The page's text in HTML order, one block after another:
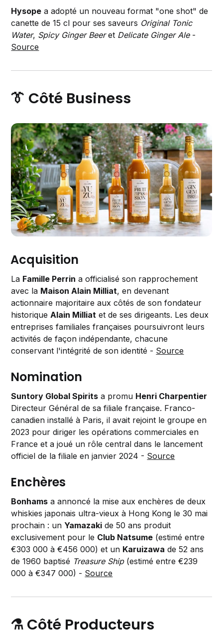
Hysope a adopté un nouveau format "one shot" de
canette de 15 cl pour ses saveurs Original Tonic
Water, Spicy Ginger Beeret Delicate Ginger Ale-
Source
👔 Côté Business
Acquisition
La Famille Perrin a officialisé son rapprochement
avec la Maison Alain Milliat, en devenant
actionnaire majoritaire aux côtés de son fondateur
historique Alain Milliat et de ses dirigeants. Les deux
entreprises familiales françaises poursuivront leurs
activités de façon indépendante, chacune
conservant l'intégrité de son identité - Source
Nomination
Suntory Global Spirits a promu Henri Charpentier
Directeur Général de sa filiale française. Franco-
canadien installé à Paris, il avait rejoint le groupe en
2023 pour diriger les opérations commerciales en
France et a joué un rôle central dans le lancement
officiel de la filiale en janvier 2024 - Source
Enchères
Bonhams a annoncé la mise aux enchères de deux
whiskies japonais ultra-vieux à Hong Kong le 30 mai
prochain : un Yamazaki de 50 ans produit
exclusivement pour le Club Natsume (estimé entre
€303 000 à €456 000) et un Karuizawa de 52 ans
de 1960 baptisé Treasure Ship(estimé entre €239
000 à €347 000) - Source
⚗️ Côté Producteurs